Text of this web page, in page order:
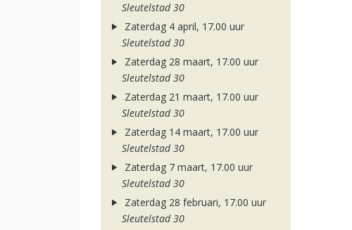
Sleutelstad 30
Zaterdag 4 april, 17.00 uur
Sleutelstad 30
Zaterdag 28 maart, 17.00 uur
Sleutelstad 30
Zaterdag 21 maart, 17.00 uur
Sleutelstad 30
Zaterdag 14 maart, 17.00 uur
Sleutelstad 30
Zaterdag 7 maart, 17.00 uur
Sleutelstad 30
Zaterdag 28 februari, 17.00 uur
Sleutelstad 30